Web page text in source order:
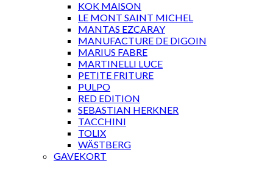
KOK MAISON
LE MONT SAINT MICHEL
MANTAS EZCARAY
MANUFACTURE DE DIGOIN
MARIUS FABRE
MARTINELLI LUCE
PETITE FRITURE
PULPO
RED EDITION
SEBASTIAN HERKNER
TACCHINI
TOLIX
WÄSTBERG
GAVEKORT